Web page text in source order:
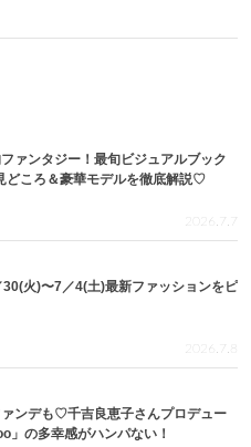
ファンタジー！最旬ビジュアルブック
どころ＆豪華モデルを徹底解説♡
2026.7.7
30(火)〜7／4(土)最新ファッションをピ
2026.7.8
ンデも♡千吉良恵子さんプロデュー
」の多幸感がハンパない！